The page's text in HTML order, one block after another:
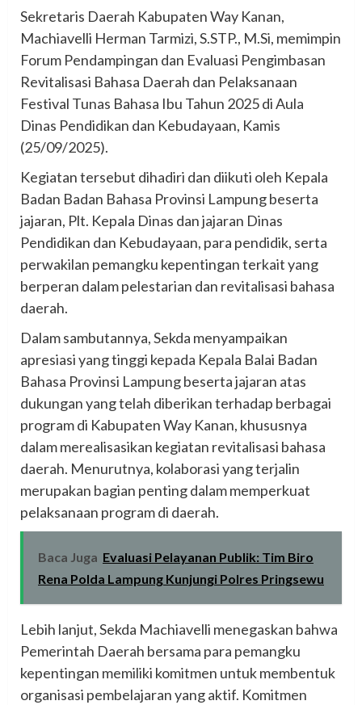
Sekretaris Daerah Kabupaten Way Kanan,
Machiavelli Herman Tarmizi, S.STP., M.Si, memimpin
Forum Pendampingan dan Evaluasi Pengimbasan
Revitalisasi Bahasa Daerah dan Pelaksanaan
Festival Tunas Bahasa Ibu Tahun 2025 di Aula
Dinas Pendidikan dan Kebudayaan, Kamis
(25/09/2025).
Kegiatan tersebut dihadiri dan diikuti oleh Kepala
Badan Badan Bahasa Provinsi Lampung beserta
jajaran, Plt. Kepala Dinas dan jajaran Dinas
Pendidikan dan Kebudayaan, para pendidik, serta
perwakilan pemangku kepentingan terkait yang
berperan dalam pelestarian dan revitalisasi bahasa
daerah.
Dalam sambutannya, Sekda menyampaikan
apresiasi yang tinggi kepada Kepala Balai Badan
Bahasa Provinsi Lampung beserta jajaran atas
dukungan yang telah diberikan terhadap berbagai
program di Kabupaten Way Kanan, khususnya
dalam merealisasikan kegiatan revitalisasi bahasa
daerah. Menurutnya, kolaborasi yang terjalin
merupakan bagian penting dalam memperkuat
pelaksanaan program di daerah.
Baca Juga Evaluasi Pelayanan Publik: Tim Biro
Rena Polda Lampung Kunjungi Polres Pringsewu
Lebih lanjut, Sekda Machiavelli menegaskan bahwa
Pemerintah Daerah bersama para pemangku
kepentingan memiliki komitmen untuk membentuk
organisasi pembelajaran yang aktif. Komitmen